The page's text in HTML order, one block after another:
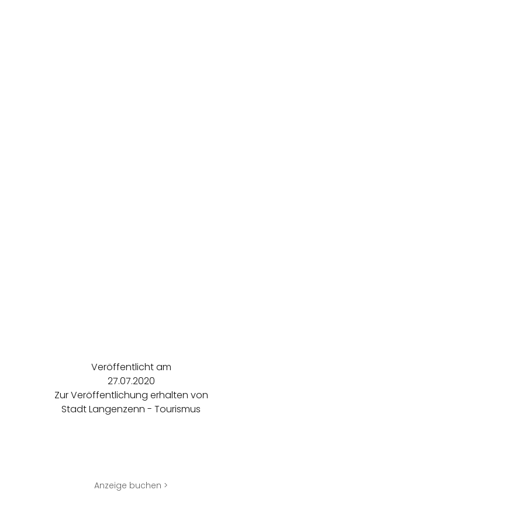
Veröffentlicht am
27.07.2020
Zur Veröffentlichung erhalten von
Stadt Langenzenn - Tourismus
Anzeige buchen >